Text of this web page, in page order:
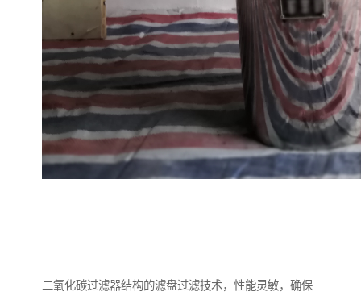
二氧化碳过滤器结构的滤盘过滤技术，性能灵敏，确保